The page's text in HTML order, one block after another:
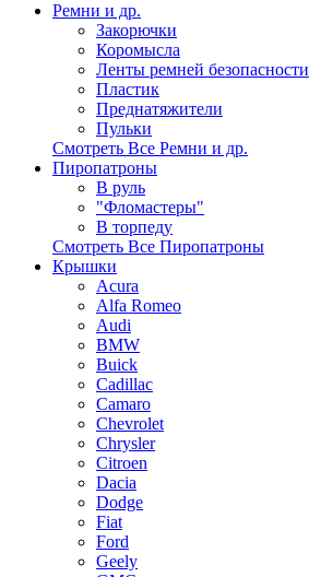
Ремни и др.
Закорючки
Коромысла
Ленты ремней безопасности
Пластик
Преднатяжители
Пульки
Смотреть Все Ремни и др.
Пиропатроны
В руль
"Фломастеры"
В торпеду
Смотреть Все Пиропатроны
Крышки
Acura
Alfa Romeo
Audi
BMW
Buick
Cadillac
Camaro
Chevrolet
Chrysler
Citroen
Dacia
Dodge
Fiat
Ford
Geely